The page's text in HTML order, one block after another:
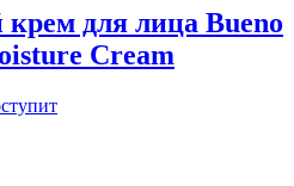
для лица Bueno
Cream